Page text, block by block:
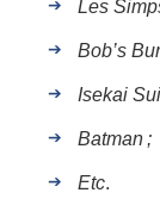
Les
Bob’s
Isekai
Batman ;
Etc.